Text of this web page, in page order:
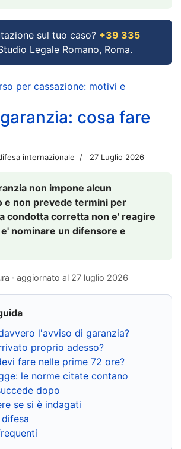
sul tuo caso? +39 335
Legale Romano, Roma.
per cassazione: motivi e
cosa fare
internazionale 27 Luglio 2026
non impone alcun
e non prevede termini per
condotta corretta non e' reagire
nominare un difensore e
· aggiornato al 27 luglio 2026
l'avviso di garanzia?
proprio adesso?
fare nelle prime 72 ore?
le norme citate contano
dopo
se si è indagati